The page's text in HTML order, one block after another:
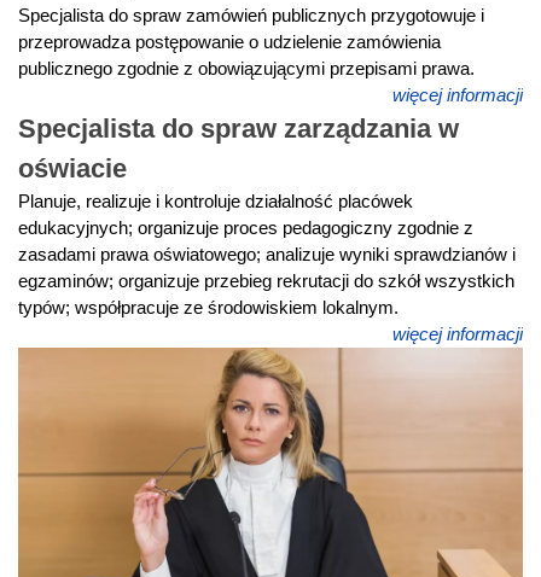
Specjalista do spraw zamówień publicznych przygotowuje i
przeprowadza postępowanie o udzielenie zamówienia
publicznego zgodnie z obowiązującymi przepisami prawa.
więcej informacji
Specjalista do spraw zarządzania w
oświacie
Planuje, realizuje i kontroluje działalność placówek
edukacyjnych; organizuje proces pedagogiczny zgodnie z
zasadami prawa oświatowego; analizuje wyniki sprawdzianów i
egzaminów; organizuje przebieg rekrutacji do szkół wszystkich
typów; współpracuje ze środowiskiem lokalnym.
więcej informacji